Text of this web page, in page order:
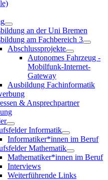
an der Uni Bremen
am Fachbereich 3
Abschlussprojekte
Autonomes Fahrzeug -
Mobilfunk-Internet-
Gateway
Ausbildung Fachinformatik
& Ansprechpartner
Informatik
Informatiker*innen im Beruf
Mathematik
Mathematiker*innen im Beruf
Interviews
Weiterführende Links